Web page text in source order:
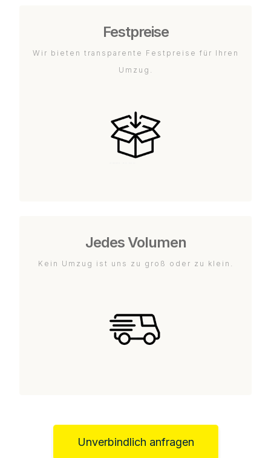
Festpreise
Wir bieten transparente Festpreise für Ihren
Umzug.
Jedes Volumen
Kein Umzug ist uns zu groß oder zu klein.
Unverbindlich anfragen